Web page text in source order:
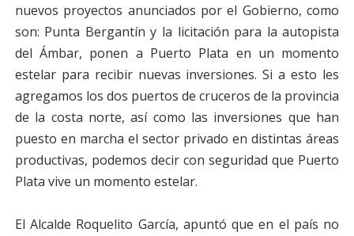
nuevos proyectos anunciados por el Gobierno, como
son: Punta Bergantín y la licitación para la autopista
del Ámbar, ponen a Puerto Plata en un momento
estelar para recibir nuevas inversiones. Si a esto les
agregamos los dos puertos de cruceros de la provincia
de la costa norte, así como las inversiones que han
puesto en marcha el sector privado en distintas áreas
productivas, podemos decir con seguridad que Puerto
Plata vive un momento estelar.
El Alcalde Roquelito García, apuntó que en el país no